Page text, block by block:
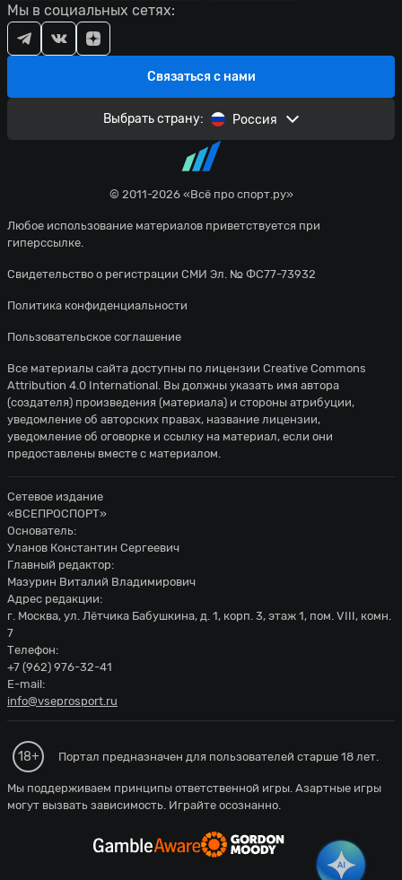
© 2011-2026 «Всё про спорт.ру»
Любое использование материалов приветствуется при
гиперссылке.
Свидетельство о регистрации СМИ Эл. № ФС77-73932
Политика конфиденциальности
Пользовательское соглашение
Связаться с нами
Мы в социальных сетях:
Выбрать страну: Россия
Все материалы сайта доступны по лицензии Creative Commons
Attribution 4.0 International. Вы должны указать имя автора
(создателя) произведения (материала) и стороны атрибуции,
уведомление об авторских правах, название лицензии,
уведомление об оговорке и ссылку на материал, если они
предоставлены вместе с материалом.
Сетевое издание
«ВСЕПРОСПОРТ»
Основатель:
Уланов Константин Сергеевич
Главный редактор:
Мазурин Виталий Владимирович
Адрес редакции:
г. Москва, ул. Лётчика Бабушкина, д. 1, корп. 3, этаж 1, пом. VIII, комн.
7
Телефон:
+7 (962) 976-32-41
E-mail:
info@vseprosport.ru
18+ Портал предназначен для пользователей старше 18 лет.
Мы поддерживаем принципы ответственной игры. Азартные игры
могут вызвать зависимость. Играйте осознанно.